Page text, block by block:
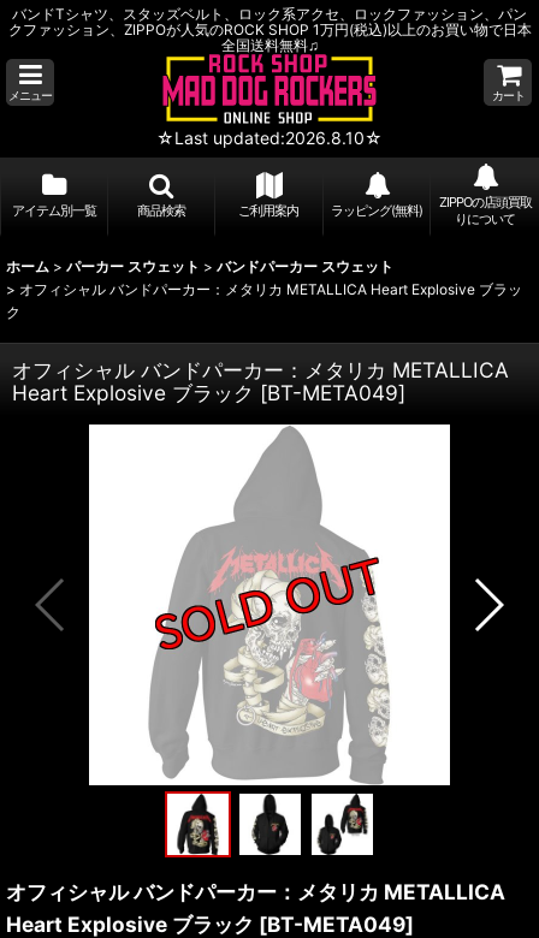
バンドTシャツ、スタッズベルト、ロック系アクセ、ロックファッション、パン
クファッション、ZIPPOが人気のROCK SHOP 1万円(税込)以上のお買い物で日本
全国送料無料♫
メニュー
☆Last updated:2026.8.10☆
カート
アイテム別一覧 商品検索 ご利用案内 ラッピング(無料)
ZIPPOの店頭買取
りについて
ホーム > パーカー スウェット > バンドパーカー スウェット
> オフィシャル バンドパーカー：メタリカ METALLICA Heart Explosive ブラッ
ク
オフィシャル バンドパーカー：メタリカ METALLICA
Heart Explosive ブラック [BT-META049]
オフィシャル バンドパーカー：メタリカ METALLICA
Heart Explosive ブラック [BT-META049]